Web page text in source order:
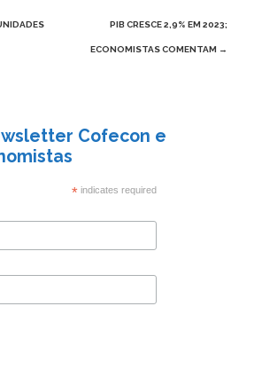
PIB CRESCE 2,9% EM 2023;
ECONOMISTAS COMENTAM →
Cofecon e
* indicates required